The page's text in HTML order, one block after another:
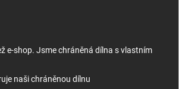
e-shop. Jsme chráněná dílna s vlastním
naši chráněnou dílnu